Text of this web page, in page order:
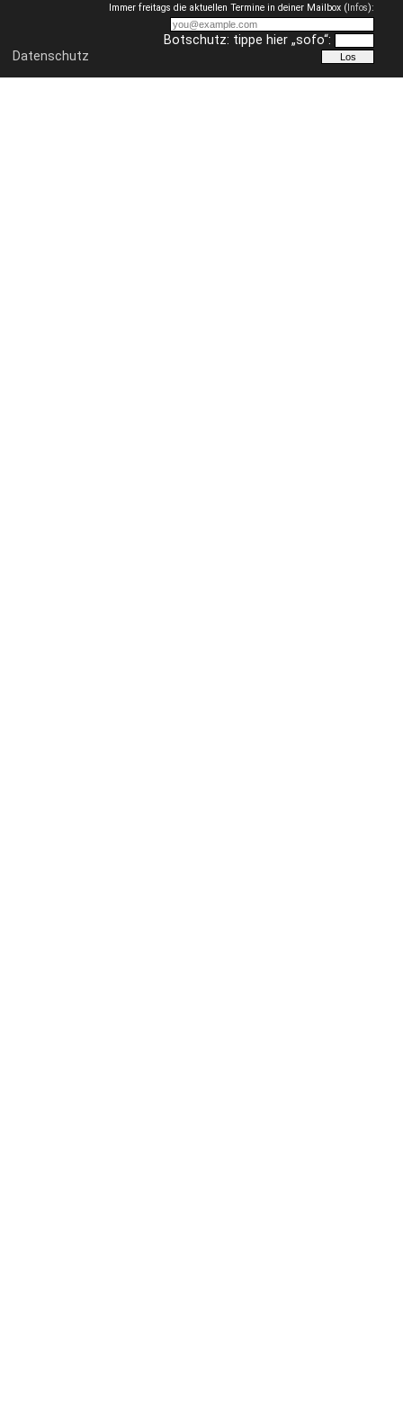
Datenschutz
Immer freitags die aktuellen Termine in deiner Mailbox (Infos):
Botschutz: tippe hier „sofo“: